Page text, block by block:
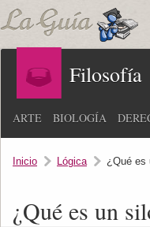
Filosofía
ARTE BIOLOGÍA
Inicio Lógica ¿Qué es
¿Qué es un